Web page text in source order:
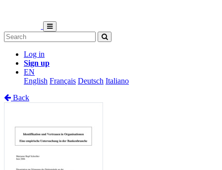
Log in
Sign up
EN
English Français Deutsch Italiano
Back